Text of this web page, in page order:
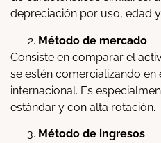
depreciación por uso, edad
Método de mercado
Consiste en comparar el
se estén comercializando
internacional. Es
estándar y con alta rotación.
Método de ingresos